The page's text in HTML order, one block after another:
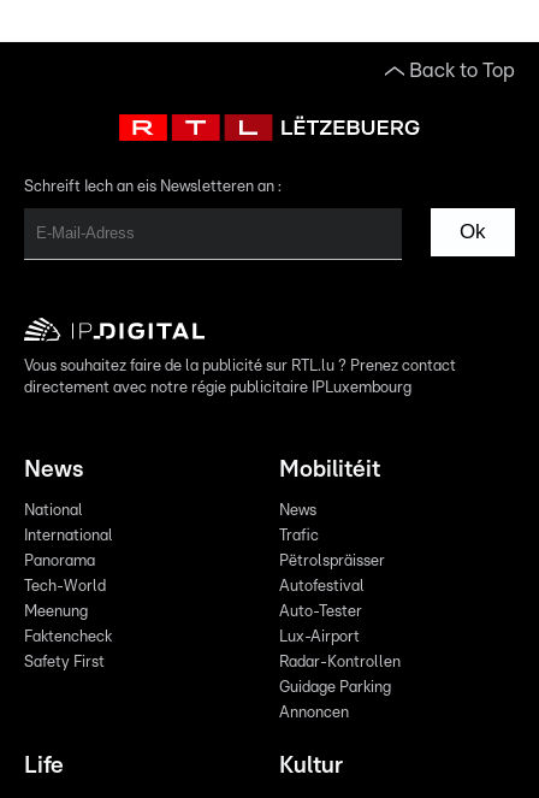
Back to Top
Schreift Iech an eis Newsletteren an :
Ok
Vous souhaitez faire de la publicité sur RTL.lu ? Prenez contact
directement avec notre régie publicitaire IPLuxembourg
News
National
International
Panorama
Tech-World
Meenung
Faktencheck
Safety First
Mobilitéit
News
Trafic
Pëtrolspräisser
Autofestival
Auto-Tester
Lux-Airport
Radar-Kontrollen
Guidage Parking
Annoncen
Life Kultur